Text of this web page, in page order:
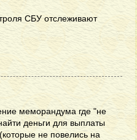
СБУ отслеживают
меморандума где "не
деньги для выплаты
не повелись на